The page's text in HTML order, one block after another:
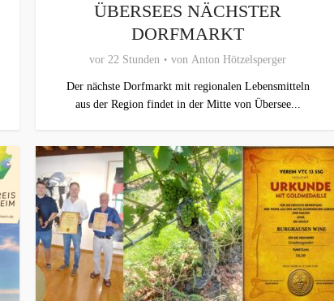
ÜBERSEES NÄCHSTER
DORFMARKT
vor 22 Stunden von Anton Hötzelsperger
Der nächste Dorfmarkt mit regionalen Lebensmitteln
aus der Region findet in der Mitte von Übersee...